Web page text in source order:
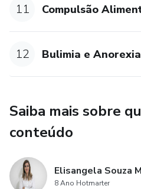
11 Compulsão
12 Bulimia e Anorexia
Saiba mais sobre
conteúdo
Elisangela Souza
8 Ano Hotmarter